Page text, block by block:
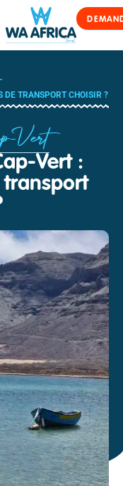
DE TRANSPORT CHOISIR ?
Vert
Vert :